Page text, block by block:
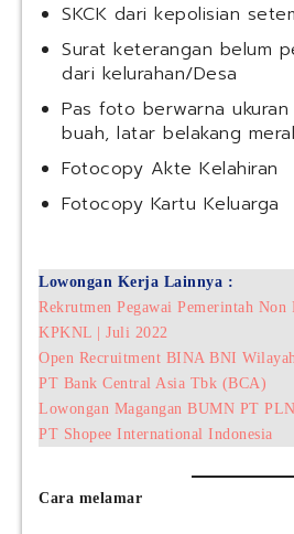
SKCK dari kepolisian
Surat keterangan belum
dari kelurahan/Desa
Pas foto berwarna
buah, latar belakang
Fotocopy Akte Kelahiran
Fotocopy Kartu Keluarga
Lowongan Kerja Lainnya :
Rekrutmen Pegawai Pemerintah Non
KPKNL | Juli 2022
Open Recruitment BINA BNI
PT Bank Central Asia Tbk (BCA)
Lowongan Magangan BUMN PT
PT Shopee International Indonesia
Cara melamar